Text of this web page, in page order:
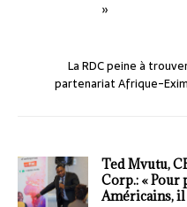
»
La RDC peine à
partenariat Afrique-
Ted Mvutu,
Corp.: « Pour
Américains, il